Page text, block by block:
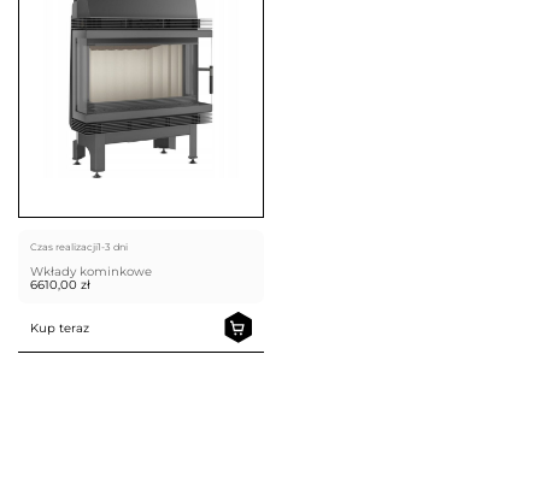
Czas realizacji1-3 dni
Wkłady kominkowe
6610,00 zł
Kup teraz